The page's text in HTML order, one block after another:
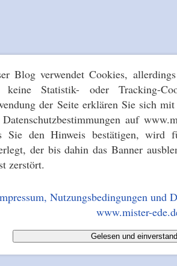
Blog verwendet Cookies,
keine Statistik- oder Tracking-
der Seite erklären Sie sich
auf
Sie den Hinweis bestätigen, wird
der bis dahin das Banner
zerstört.
Nutzungsbedingungen und
www.mister-
Gelesen und